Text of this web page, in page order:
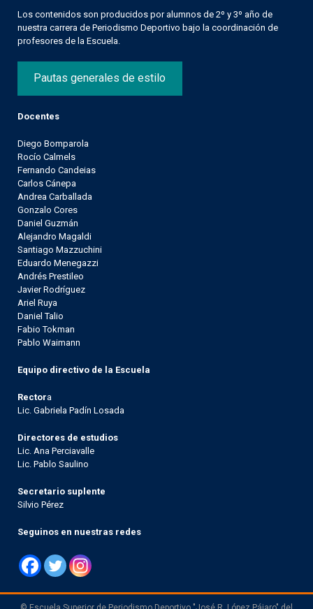
Los contenidos son producidos por alumnos de 2º y 3º año de
nuestra carrera de Periodismo Deportivo bajo la coordinación de
profesores de la Escuela.
Pautas generales de estilo
Docentes
Diego Bomparola
Rocío Calmels
Fernando Candeias
Carlos Cánepa
Andrea Carballada
Gonzalo Cores
Daniel Guzmán
Alejandro Magaldi
Santiago Mazzuchini
Eduardo Menegazzi
Andrés Prestileo
Javier Rodríguez
Ariel Ruya
Daniel Talio
Fabio Tokman
Pablo Waimann
Equipo directivo de la Escuela
Rectora
Lic. Gabriela Padín Losada
Directores de estudios
Lic. Ana Perciavalle
Lic. Pablo Saulino
Secretario suplente
Silvio Pérez
Seguinos en nuestras redes